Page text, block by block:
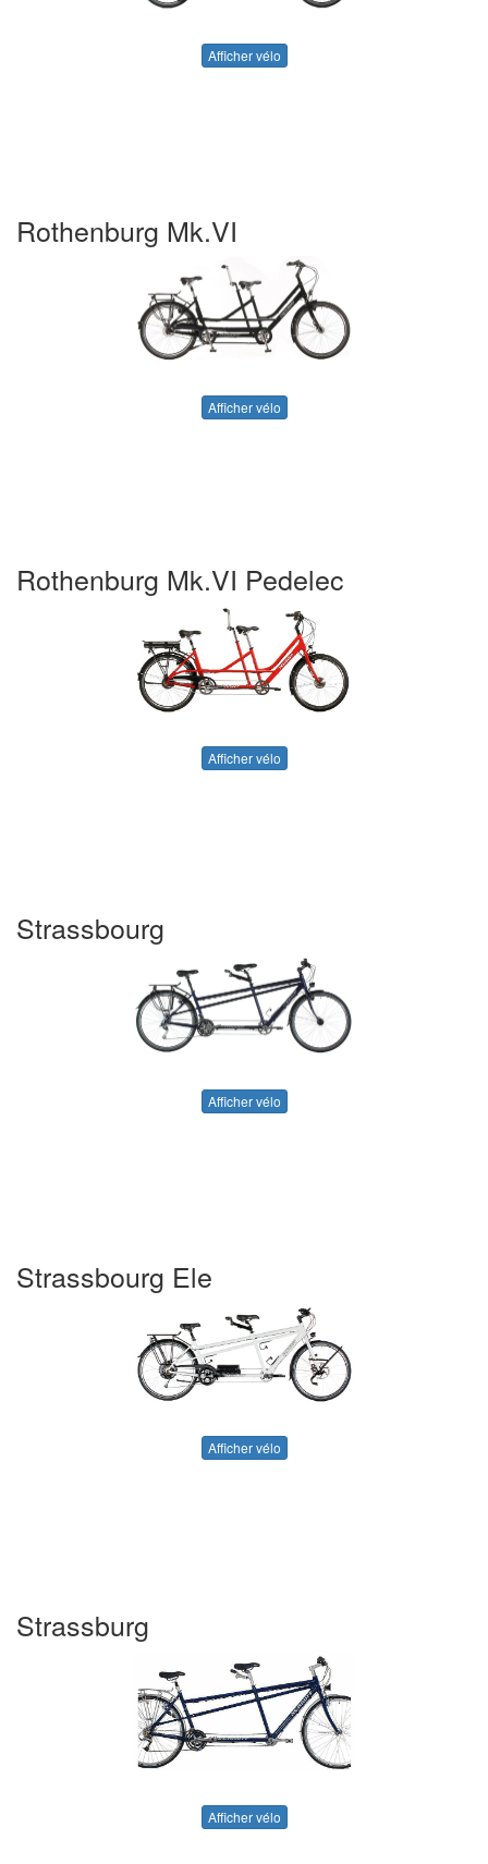
Afficher vélo
Rothenburg Mk.VI
Afficher vélo
Rothenburg Mk.VI Pedelec
Afficher vélo
Strassbourg
Afficher vélo
Strassbourg Ele
Afficher vélo
Strassburg
Afficher vélo